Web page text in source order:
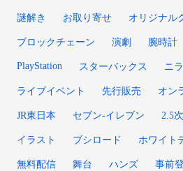
謎解き お取り寄せ オリジナル
ブロックチェーン 演劇 腕時計
PlayStation スターバックス ニ
ライブイベント 先行販売 オン
JR東日本 セブン-イレブン 2.5
イラスト ブシロード ホワイト
無料配信 舞台 ハンズ 事前